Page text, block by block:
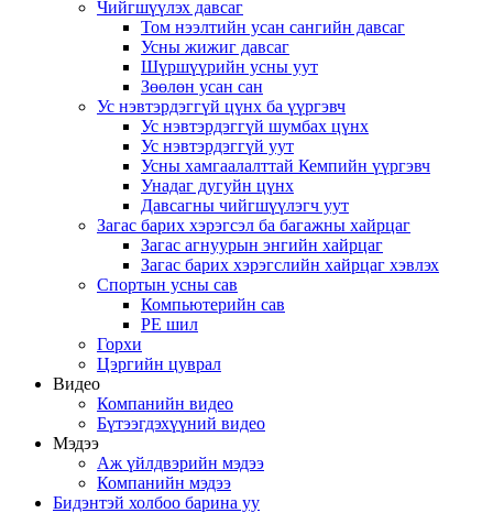
Чийгшүүлэх давсаг
Том нээлтийн усан сангийн давсаг
Усны жижиг давсаг
Шүршүүрийн усны уут
Зөөлөн усан сан
Ус нэвтэрдэггүй цүнх ба үүргэвч
Ус нэвтэрдэггүй шумбах цүнх
Ус нэвтэрдэггүй уут
Усны хамгаалалттай Кемпийн үүргэвч
Унадаг дугуйн цүнх
Давсагны чийгшүүлэгч уут
Загас барих хэрэгсэл ба багажны хайрцаг
Загас агнуурын энгийн хайрцаг
Загас барих хэрэгслийн хайрцаг хэвлэх
Спортын усны сав
Компьютерийн сав
PE шил
Горхи
Цэргийн цуврал
Видео
Компанийн видео
Бүтээгдэхүүний видео
Мэдээ
Аж үйлдвэрийн мэдээ
Компанийн мэдээ
Бидэнтэй холбоо барина уу